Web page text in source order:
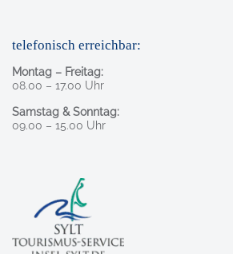
telefonisch erreichbar:
Montag – Freitag:
08.00 – 17.00 Uhr
Samstag & Sonntag:
09.00 – 15.00 Uhr